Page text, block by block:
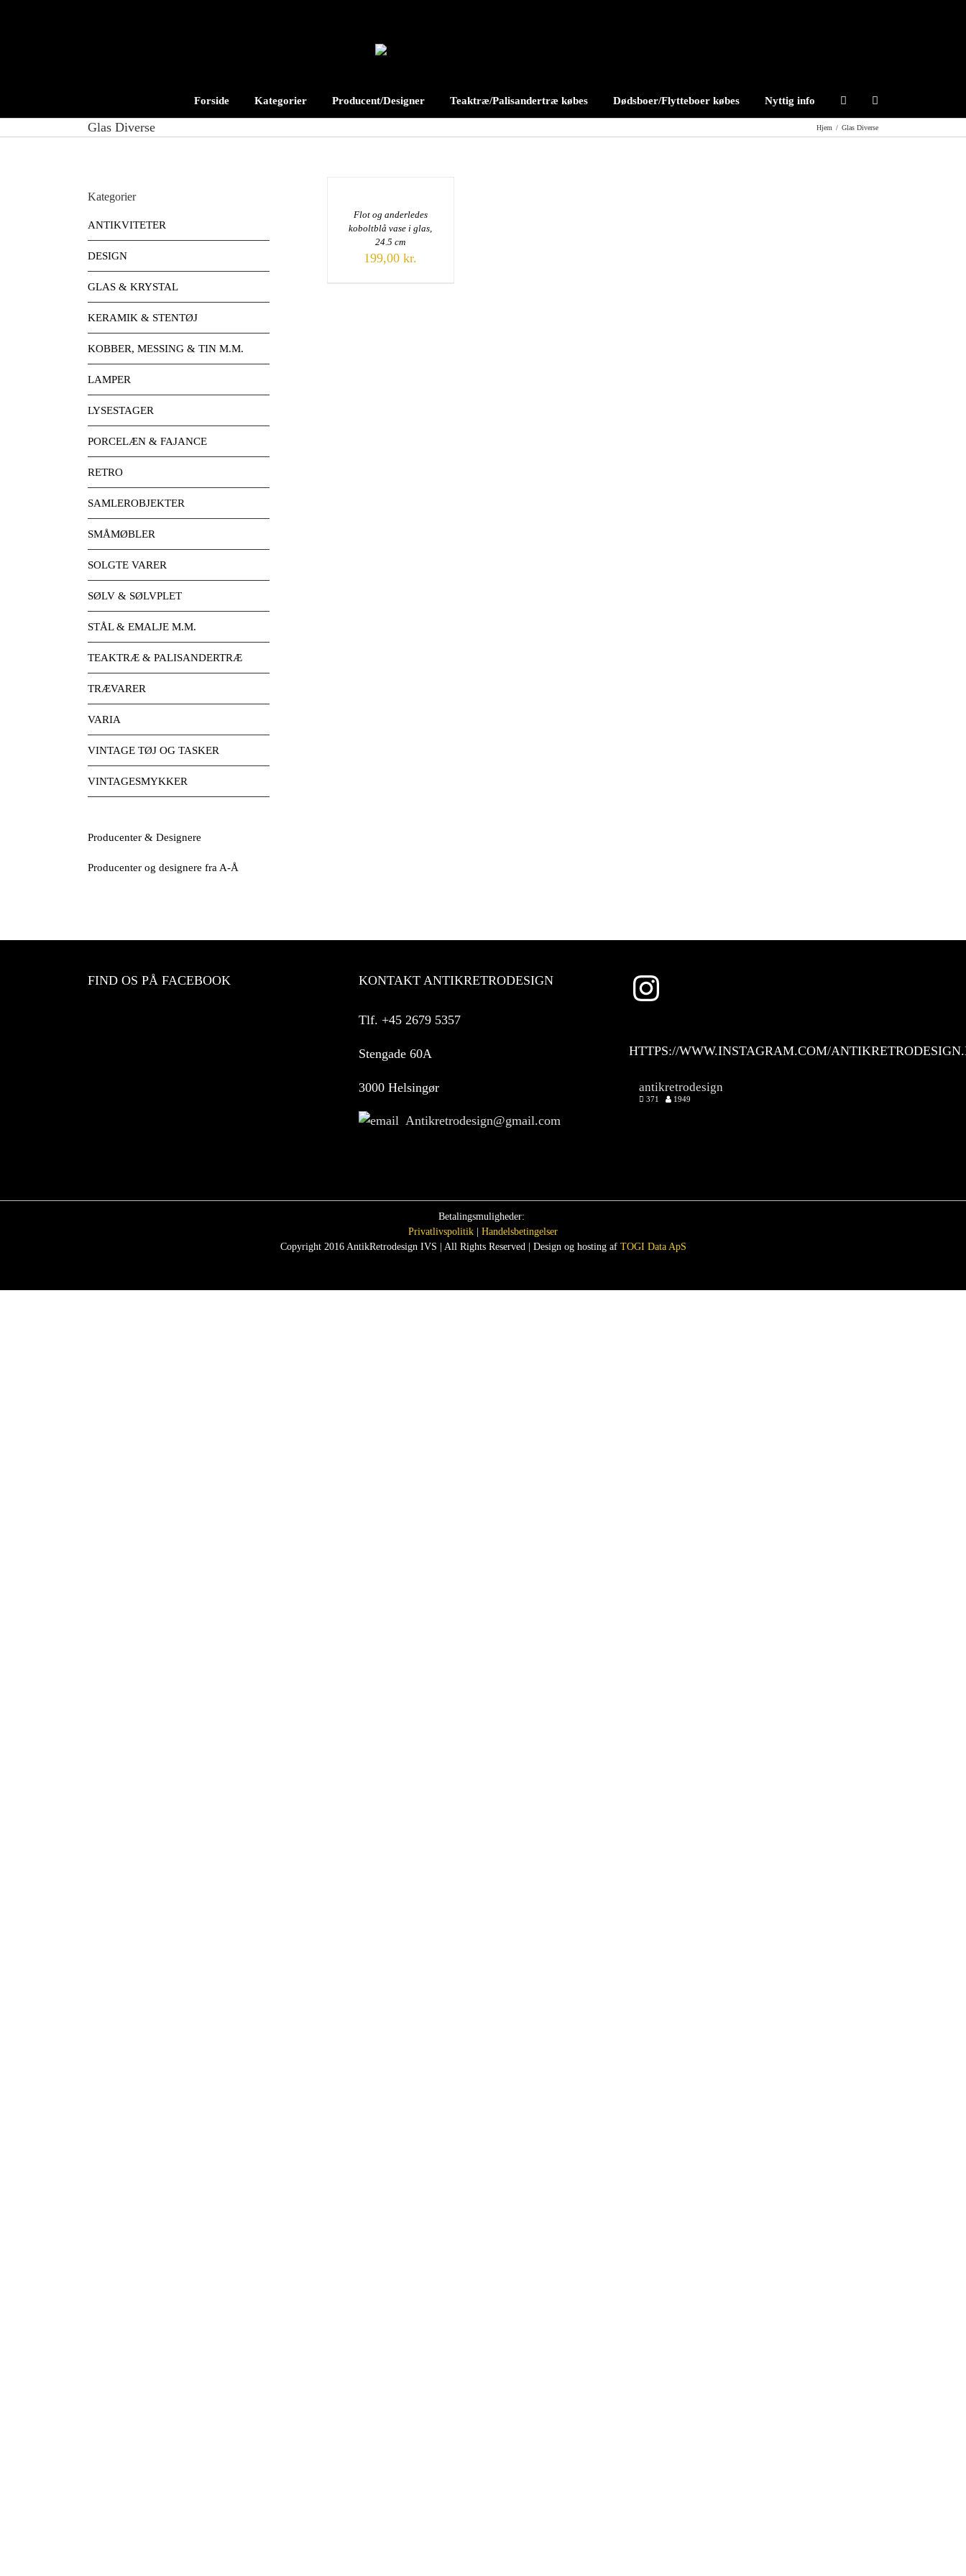
Forside Kategorier Producent/Designer Teaktræ/Palisandertræ købes Dødsboer/Flytteboer købes Nyttig info
Glas Diverse Hjem / Glas Diverse
Flot og anderledes
koboltblå vase i glas,
24.5 cm
199,00kr.
Kategorier
ANTIKVITETER
DESIGN
GLAS & KRYSTAL
KERAMIK & STENTØJ
KOBBER, MESSING & TIN M.M.
LAMPER
LYSESTAGER
PORCELÆN & FAJANCE
RETRO
SAMLEROBJEKTER
SMÅMØBLER
SOLGTE VARER
SØLV & SØLVPLET
STÅL & EMALJE M.M.
TEAKTRÆ & PALISANDERTRÆ
TRÆVARER
VARIA
VINTAGE TØJ OG TASKER
VINTAGESMYKKER
Producenter & Designere
Producenter og designere fra A-Å
FIND OS PÅ FACEBOOK KONTAKT ANTIKRETRODESIGN
Tlf. +45 2679 5357
Stengade 60A
3000 Helsingør
Antikretrodesign@gmail.com
HTTPS://WWW.INSTAGRAM.COM/
antikretrodesign
371 1949
Betalingsmuligheder:
Privatlivspolitik
Handelsbetingelser
Copyright 2016 AntikRetrodesign IVS | All Rights Reserved | Design og hosting af TOGI Data ApS